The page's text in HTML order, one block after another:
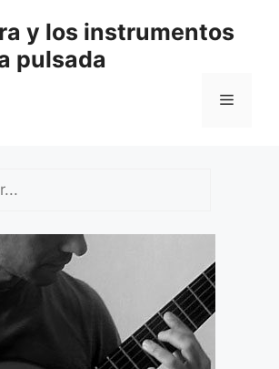
y los instrumentos
pulsada
Menú